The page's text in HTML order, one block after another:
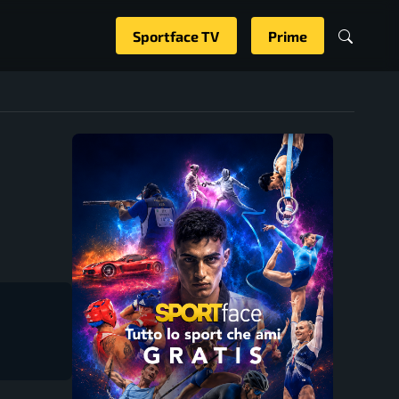
Sportface TV Prime